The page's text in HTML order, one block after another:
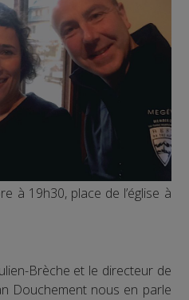
à 19h30, place de l’église à
Brèche et le directeur de
Douchement nous en parle